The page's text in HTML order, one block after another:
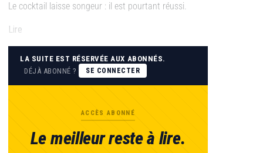
Le cocktail laisse songeur : il est pourtant réussi.
Lire
LA SUITE EST RÉSERVÉE AUX ABONNÉS.
DÉJÀ ABONNÉ ?
SE CONNECTER
ACCÈS ABONNÉ
Le meilleur reste à lire.